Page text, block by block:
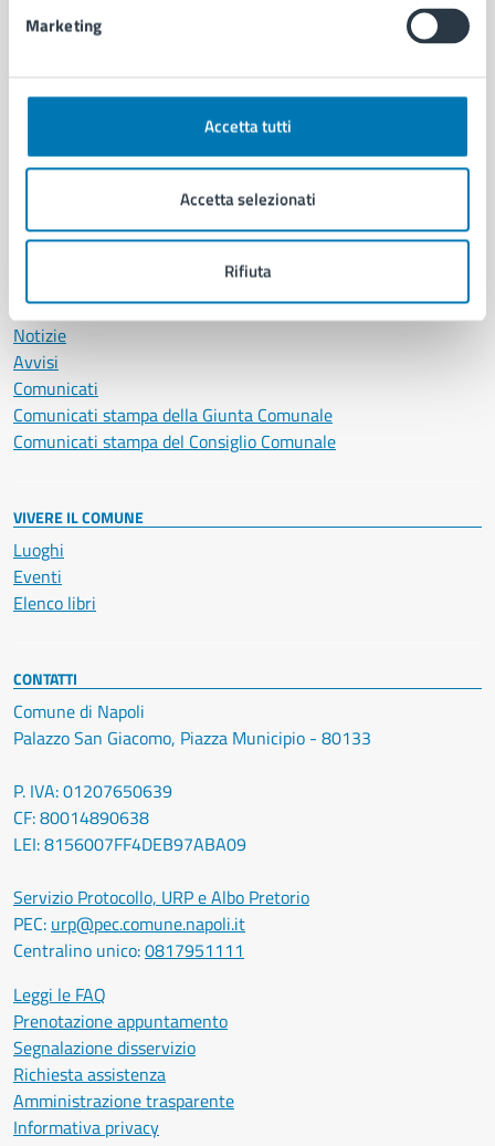
Marketing
Accetta tutti
Accetta selezionati
Rifiuta
Autorizzazioni
Cultura e tempo libero
Educazione e formazione
Giustizia e sicurezza pubblica
Salute, benessere e assistenza
Vita lavorativa
NOVITÀ
Notizie
Avvisi
Comunicati
Comunicati stampa della Giunta Comunale
Comunicati stampa del Consiglio Comunale
VIVERE IL COMUNE
Luoghi
Eventi
Elenco libri
CONTATTI
Comune di Napoli
Palazzo San Giacomo, Piazza Municipio - 80133
P. IVA: 01207650639
CF: 80014890638
LEI: 8156007FF4DEB97ABA09
Servizio Protocollo, URP e Albo Pretorio
PEC: urp@pec.comune.napoli.it
Centralino unico:0817951111
Leggi le FAQ
Prenotazione appuntamento
Segnalazione disservizio
Richiesta assistenza
Amministrazione trasparente
Informativa privacy